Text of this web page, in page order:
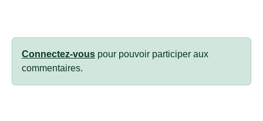
Connectez-vous pour pouvoir participer aux
commentaires.